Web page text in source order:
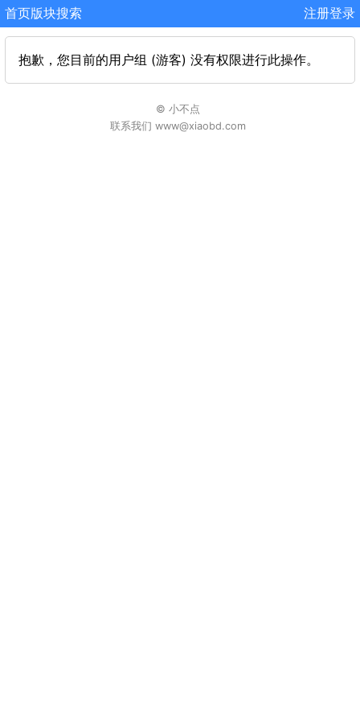
首页版块搜索 注册登录
抱歉，您目前的用户组 (游客) 没有权限进行此操作。
© 小不点
联系我们 www@xiaobd.com